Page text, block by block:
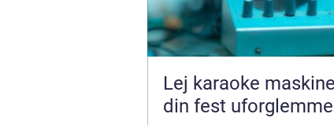
Lej karaoke
din fest